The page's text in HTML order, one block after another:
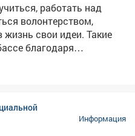
работать над
волонтерством,
свои идеи. Такие
благодаря
числе национальному
Мы работаем над тем,
виде молодежных
культурных иИнформация